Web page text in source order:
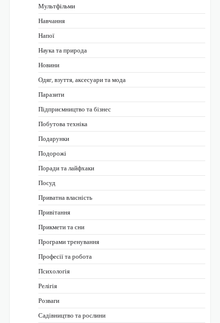
Мультфільми
Навчання
Напої
Наука та природа
Новини
Одяг, взуття, аксесуари та мода
Паразити
Підприємництво та бізнес
Побутова техніка
Подарунки
Подорожі
Поради та лайфхаки
Посуд
Приватна власність
Привітання
Прикмети та сни
Програми тренування
Професії та робота
Психологія
Релігія
Розваги
Садівництво та рослини